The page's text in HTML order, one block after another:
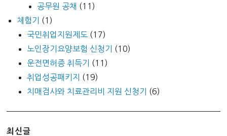
공무원 공채 (11)
체험기
(1)
국민취업지원제도 (17)
노인장기요양보험 신청기
(10)
운전면허증 취득기
(11)
취업성공패키지
(19)
치매검사와 치료관리비 지원 신청기
(6)
최신글